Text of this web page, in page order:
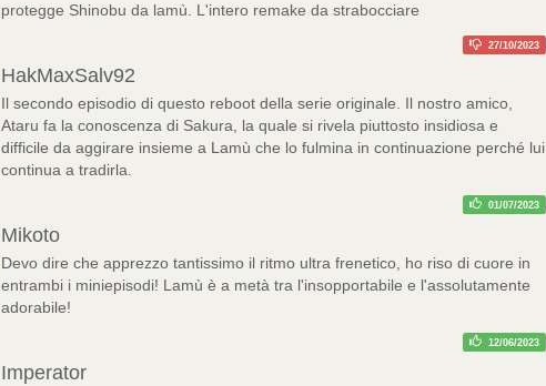
protegge Shinobu da lamù. L'intero remake da strabocciare
27/10/2023
HakMaxSalv92
Il secondo episodio di questo reboot della serie originale. Il nostro amico,
Ataru fa la conoscenza di Sakura, la quale si rivela piuttosto insidiosa e
difficile da aggirare insieme a Lamù che lo fulmina in continuazione perché lui
continua a tradirla.
01/07/2023
Mikoto
Devo dire che apprezzo tantissimo il ritmo ultra frenetico, ho riso di cuore in
entrambi i miniepisodi! Lamù è a metà tra l'insopportabile e l'assolutamente
adorabile!
12/06/2023
Imperator